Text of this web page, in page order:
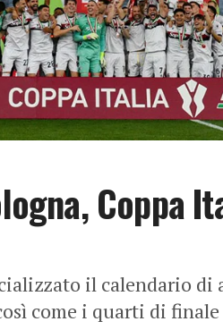
Coppa
il calendario
come i quarti di